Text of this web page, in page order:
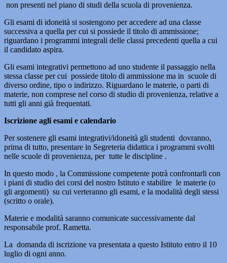
non presenti nel piano di studi della scuola di provenienza.
Gli esami di idoneità si sostengono per accedere ad una classe
successiva a quella per cui si possiede il titolo di ammissione;
riguardano i programmi integrali delle classi precedenti quella a cui
il candidato aspira.
Gli esami integrativi permettono ad uno studente il passaggio nella
stessa classe per cui possiede titolo di ammissione ma in scuole di
diverso ordine, tipo o indirizzo. Riguardano le materie, o parti di
materie, non comprese nel corso di studio di provenienza, relative a
tutti gli anni già frequentati.
Iscrizione agli esami e calendario
Per sostenere gli esami integrativi/idoneità gli studenti dovranno,
prima di tutto, presentare in Segreteria didattica i programmi svolti
nelle scuole di provenienza, per tutte le discipline .
In questo modo , la Commissione competente potrà confrontarli con
i piani di studio dei corsi del nostro Istituto e stabilire le materie (o
gli argomenti) su cui verteranno gli esami, e la modalità degli stessi
(scritto o orale).
Materie e modalità saranno comunicate successivamente dal
responsabile prof. Rametta.
La domanda di iscrizione va presentata a questo Istituto entro il 10
luglio di ogni anno.